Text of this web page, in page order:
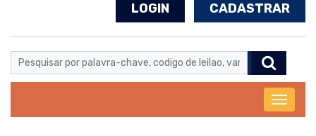
LOGIN CADASTRAR
Abrir
menu